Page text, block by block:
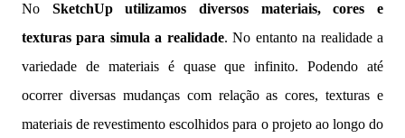
No SketchUp utilizamos diversos materiais, cores e
texturas para simula a realidade. No entanto na realidade a
variedade de materiais é quase que infinito. Podendo até
ocorrer diversas mudanças com relação as cores, texturas e
materiais de revestimento escolhidos para o projeto ao longo do